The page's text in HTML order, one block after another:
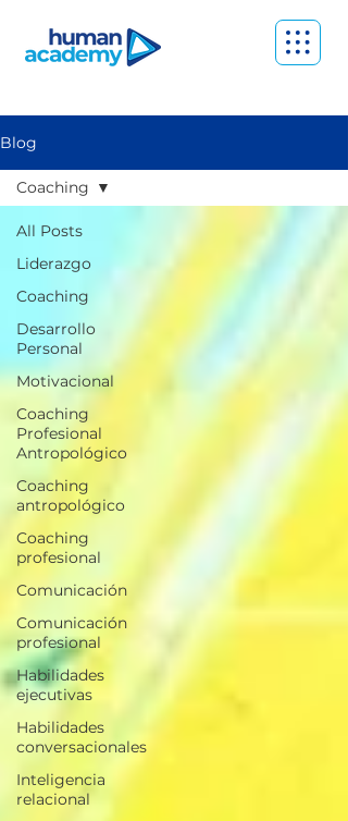
Blog
All Posts
Liderazgo
Coaching
Desarrollo
Personal
Motivacional
Coaching
Profesional
Antropológico
Coaching
antropológico
Coaching
profesional
Comunicación
Comunicación
profesional
Habilidades
ejecutivas
Habilidades
conversacionales
Inteligencia
relacional
Coaching